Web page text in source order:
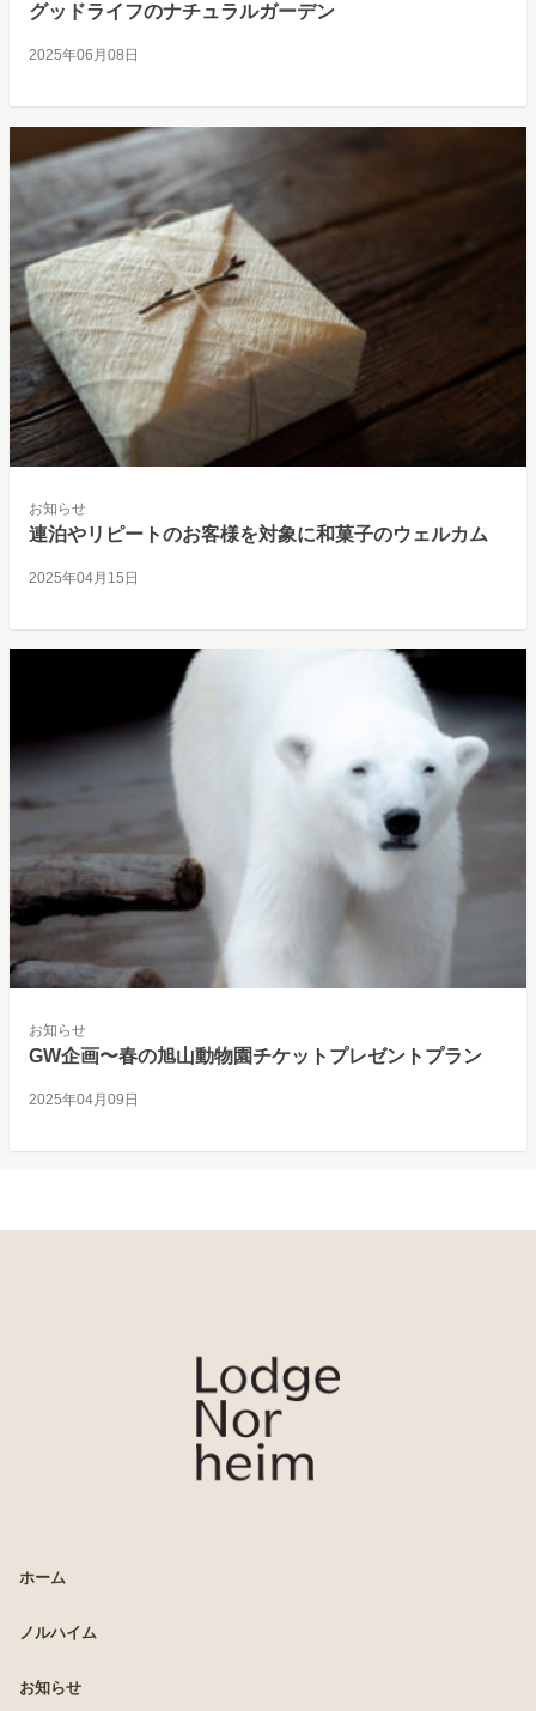
グッドライフのナチュラルガーデン
2025年06月08日
お知らせ
連泊やリピートのお客様を対象に和菓子のウェルカム
2025年04月15日
お知らせ
GW企画〜春の旭山動物園チケットプレゼントプラン
2025年04月09日
ホーム
ノルハイム
お知らせ